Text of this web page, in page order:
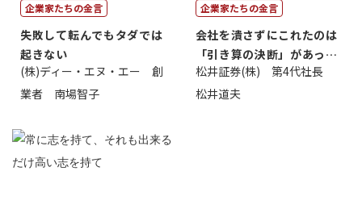
企業家たちの金言
失敗して転んでもタダでは
起きない
(株)ディー・エヌ・エー 創
業者 南場智子
企業家たちの金言
会社を潰さずにこれたのは
「引き算の決断」があった
から
松井証券(株) 第4代社長
松井道夫